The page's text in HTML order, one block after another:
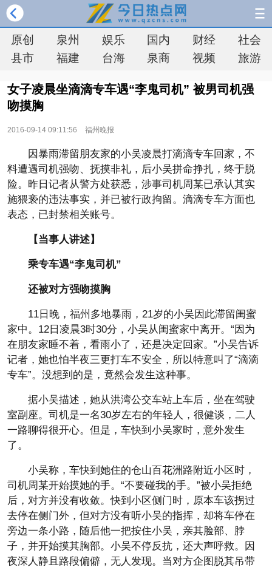
原创 泉州 娱乐 国内 财经
社会
县市
福建 台海 泉商 视频 旅游
女子凌晨坐滴滴专车遇“李鬼司机” 被男司机强
吻摸胸
2016-09-14 09:11:56 福州晚报
因暴雨滞留朋友家的小吴凌晨打滴滴专车回家，不
料遭遇司机强吻、抚摸非礼，后小吴拼命挣扎，终于脱
险。昨日记者从警方处获悉，涉事司机周某已承认其实
施猥亵的违法事实，并已被行政拘留。滴滴专车方面也
表态，已封禁相关账号。
【当事人讲述】
乘专车遇“李鬼司机”
还被对方强吻摸胸
11日晚，福州多地暴雨，21岁的小吴因此滞留闺蜜
家中。12日凌晨3时30分，小吴从闺蜜家中离开。“因为
在朋友家睡不着，看雨小了，还是决定回家。”小吴告诉
记者，她也怕半夜三更打车不安全，所以特意叫了“滴滴
专车”。没想到的是，竟然会发生这种事。
据小吴描述，她从洪湾公交车站上车后，坐在驾驶
室副座。司机是一名30岁左右的年轻人，很健谈，二人
一路聊得很开心。但是，车快到小吴家时，意外发生
了。
小吴称，车快到她住的仓山百花洲路附近小区时，
司机周某开始摸她的手。“不要碰我的手。”被小吴拒绝
后，对方并没有收敛。快到小区侧门时，原本车该拐过
去停在侧门外，但对方没有听小吴的指挥，却将车停在
旁边一条小路，随后他一把按住小吴，亲其脸部、脖
子，并开始摸其胸部。小吴不停反抗，还大声呼救。因
夜深人静且路段偏僻，无人发现。当对方企图脱其吊带